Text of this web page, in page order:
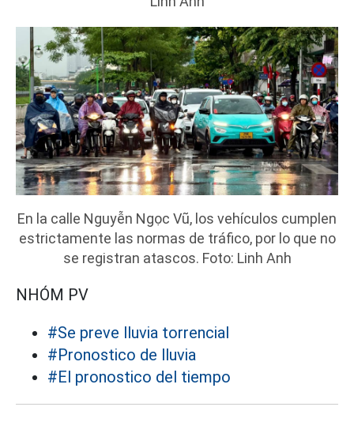
En la calle Nguyễn Ngọc Vũ, los vehículos cumplen
estrictamente las normas de tráfico, por lo que no
se registran atascos. Foto: Linh Anh
NHÓM PV
#Se preve lluvia torrencial
#Pronostico de lluvia
#El pronostico del tiempo